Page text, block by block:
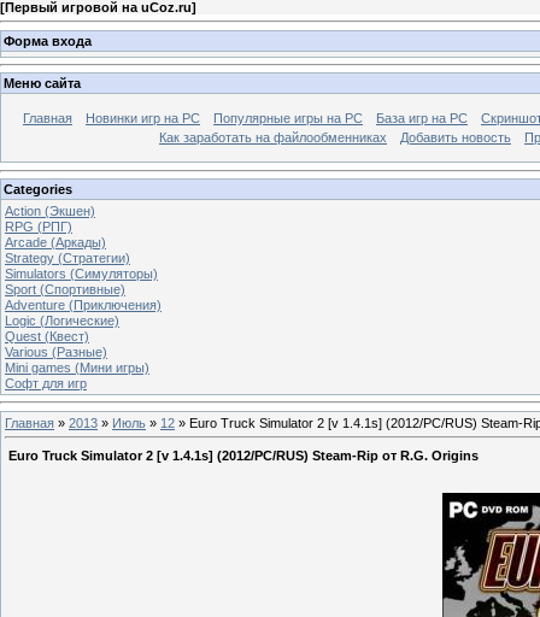
[Первый игровой на uCoz.ru]
Форма входа
Меню сайта
Главная Новинки игр на PC Популярные игры на PC База игр на РС
Как заработать на файлообменниках
Добавить новость
Categories
Action (Экшен)
RPG (РПГ)
Arcade (Аркады)
Strategy (Стратегии)
Simulators (Симуляторы)
Sport (Спортивные)
Adventure (Приключения)
Logic (Логические)
Quest (Квест)
Various (Разные)
Mini games (Мини игры)
Софт для игр
Главная » 2013 » Июль » 12 » Euro Truck Simulator 2 [v 1.4.1s] (2012/PC/RUS) Steam-
Euro Truck Simulator 2 [v 1.4.1s] (2012/PC/RUS) Steam-Rip от R.G. Origins